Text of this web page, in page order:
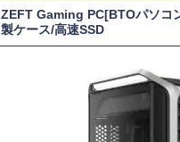
ZEFT Gaming PC[BTOパソコ
製ケース/高速SSD